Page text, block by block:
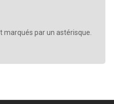
par un astérisque.